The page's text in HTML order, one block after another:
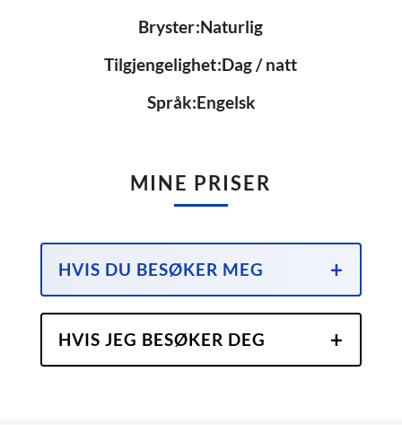
Bryster Naturlig
Tilgjengelighet Dag / natt
Språk Engelsk
MINE PRISER
HVIS DU BESØKER MEG
HVIS JEG BESØKER DEG